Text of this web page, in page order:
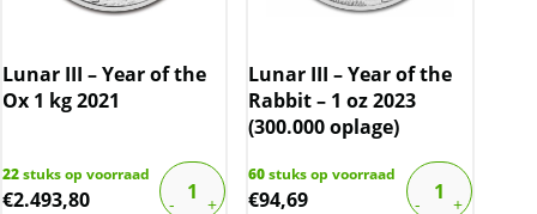
Lunar III – Year of the
Ox 1 kg 2021
22stuks op voorraad
€2.493,80
Lunar III – Year of the
Rabbit – 1 oz 2023
(300.000 oplage)
60stuks op voorraad
€94,69